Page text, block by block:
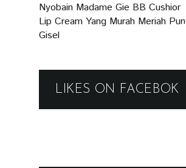
Nyobain Madame Gie BB Cushion
Lip Cream Yang Murah Meriah
Gisel
LIKES ON FACEBOK